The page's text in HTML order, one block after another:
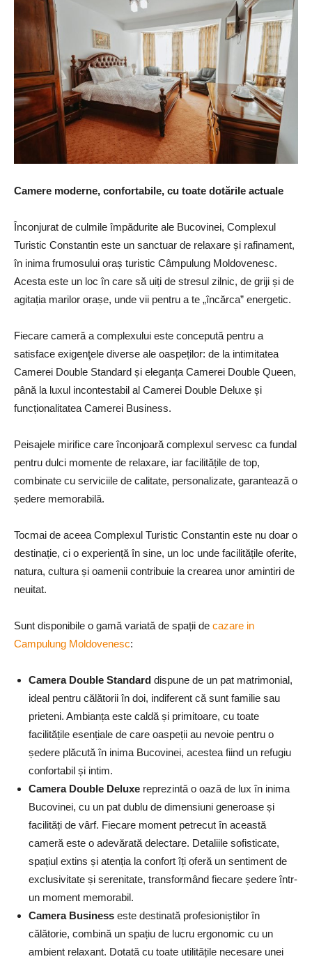
Camere moderne, confortabile, cu toate dotările actuale
Înconjurat de culmile împădurite ale Bucovinei, Complexul
Turistic Constantin este un sanctuar de relaxare și rafinament,
în inima frumosului oraș turistic Câmpulung Moldovenesc.
Acesta este un loc în care să uiți de stresul zilnic, de griji și de
agitația marilor orașe, unde vii pentru a te „încărca” energetic.
Fiecare cameră a complexului este concepută pentru a
satisface exigenţele diverse ale oaspeților: de la intimitatea
Camerei Double Standard și eleganța Camerei Double Queen,
până la luxul incontestabil al Camerei Double Deluxe și
funcționalitatea Camerei Business.
Peisajele mirifice care înconjoară complexul servesc ca fundal
pentru dulci momente de relaxare, iar facilitățile de top,
combinate cu serviciile de calitate, personalizate, garantează o
ședere memorabilă.
Tocmai de aceea Complexul Turistic Constantin este nu doar o
destinație, ci o experiență în sine, un loc unde facilitățile oferite,
natura, cultura și oamenii contribuie la crearea unor amintiri de
neuitat.
Sunt disponibile o gamă variată de spații de cazare in
Campulung Moldovenesc:
Camera Double Standard dispune de un pat matrimonial,
ideal pentru călătorii în doi, indiferent că sunt familie sau
prieteni. Ambianța este caldă și primitoare, cu toate
facilitățile esențiale de care oaspeții au nevoie pentru o
ședere plăcută în inima Bucovinei, acestea fiind un refugiu
confortabil și intim.
Camera Double Deluxe reprezintă o oază de lux în inima
Bucovinei, cu un pat dublu de dimensiuni generoase și
facilități de vârf. Fiecare moment petrecut în această
cameră este o adevărată delectare. Detaliile sofisticate,
spațiul extins și atenția la confort îți oferă un sentiment de
exclusivitate și serenitate, transformând fiecare ședere într-
un moment memorabil.
Camera Business este destinată profesioniștilor în
călătorie, combină un spațiu de lucru ergonomic cu un
ambient relaxant. Dotată cu toate utilitățile necesare unei